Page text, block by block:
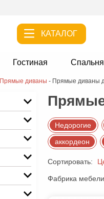
КАТАЛОГ
Гостиная Спальня
Прямые диваны - Прямые диваны
Недорогие
аккордеон
Сортировать:
Фабрика